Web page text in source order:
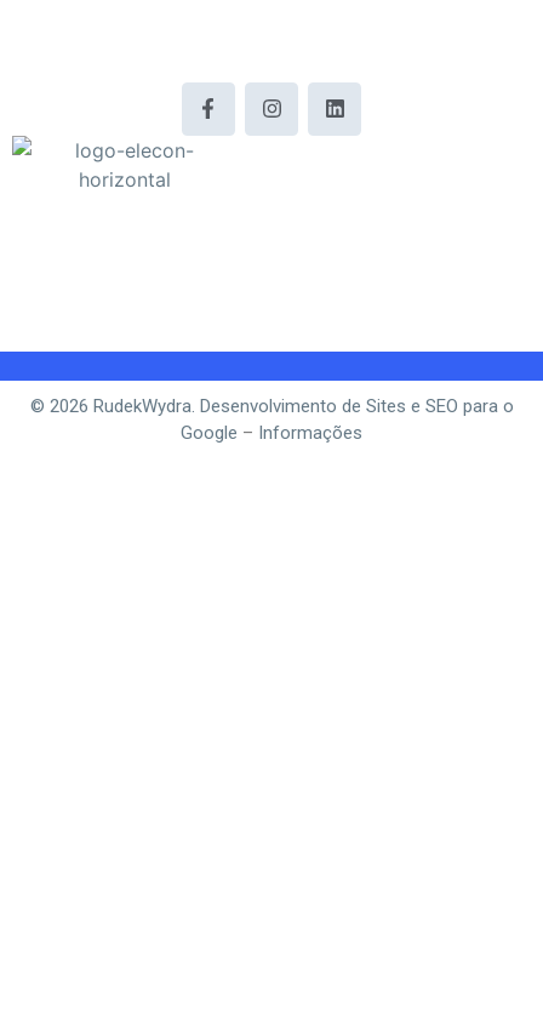
© 2026 RudekWydra. Desenvolvimento de Sites e SEO para o
Google – Informações